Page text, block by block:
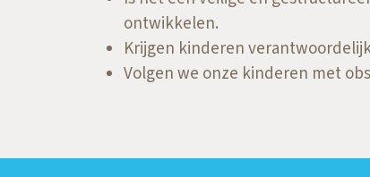
ontwikkelen.
Krijgen kinderen
Volgen we onze kinderen met